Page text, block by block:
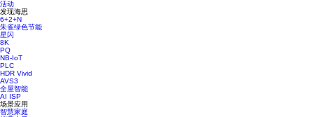
活动
发现海思
6+2+N
朱雀绿色节能
星闪
8K
PQ
NB-IoT
PLC
HDR Vivid
AVS3
全屋智能
AI ISP
场景应用
智慧家庭